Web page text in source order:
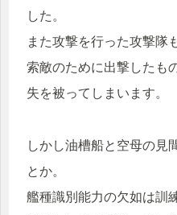
した。
また攻撃を行った攻撃隊
索敵のために出撃したも
失を被ってしまいます。
しかし油槽船と空母の見
とか。
艦種識別能力の欠如は訓